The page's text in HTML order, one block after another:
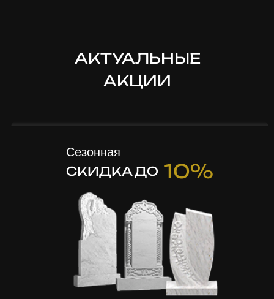
АКТУАЛЬНЫЕ
АКЦИИ
СКИДКА ДО 10%
Сезонная